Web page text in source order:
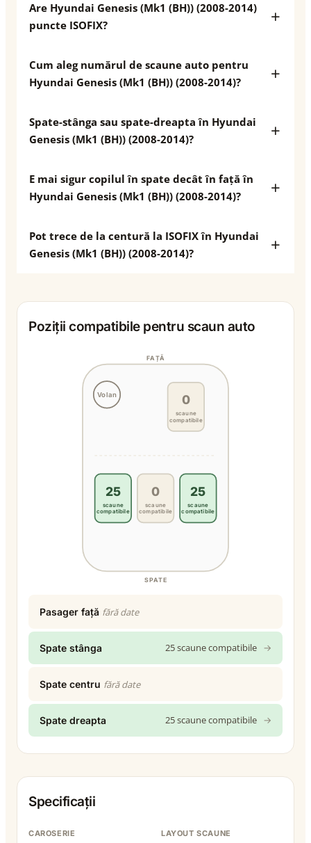
Are Hyundai Genesis (Mk1 (BH)) (2008-2014)
puncte ISOFIX?
Cum aleg numărul de scaune auto pentru
Hyundai Genesis (Mk1 (BH)) (2008-2014)?
Spate-stânga sau spate-dreapta în Hyundai
Genesis (Mk1 (BH)) (2008-2014)?
E mai sigur copilul în spate decât în față în
Hyundai Genesis (Mk1 (BH)) (2008-2014)?
Pot trece de la centură la ISOFIX în Hyundai
Genesis (Mk1 (BH)) (2008-2014)?
Poziții compatibile pentru scaun auto
Volan
FAȚĂ
SPATE
0
scaune
compatibile
25
scaune
compatibile
0
scaune
compatibile
25
scaune
compatibile
Pasager față fără date
Spate stânga 25 scaune compatibile →
Spate centru fără date
Spate dreapta 25 scaune compatibile →
Specificații
CAROSERIE LAYOUT SCAUNE